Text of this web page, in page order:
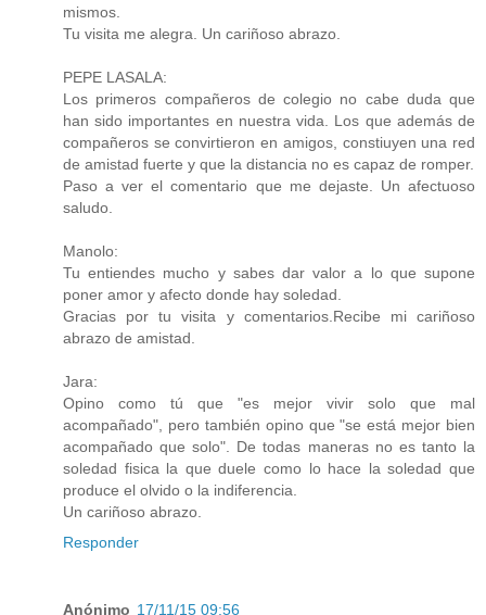
mismos.
Tu visita me alegra. Un cariñoso abrazo.
PEPE LASALA:
Los primeros compañeros de colegio no cabe duda que
han sido importantes en nuestra vida. Los que además de
compañeros se convirtieron en amigos, constiuyen una red
de amistad fuerte y que la distancia no es capaz de romper.
Paso a ver el comentario que me dejaste. Un afectuoso
saludo.
Manolo:
Tu entiendes mucho y sabes dar valor a lo que supone
poner amor y afecto donde hay soledad.
Gracias por tu visita y comentarios.Recibe mi cariñoso
abrazo de amistad.
Jara:
Opino como tú que "es mejor vivir solo que mal
acompañado", pero también opino que "se está mejor bien
acompañado que solo". De todas maneras no es tanto la
soledad fisica la que duele como lo hace la soledad que
produce el olvido o la indiferencia.
Un cariñoso abrazo.
Responder
Anónimo 17/11/15 09:56